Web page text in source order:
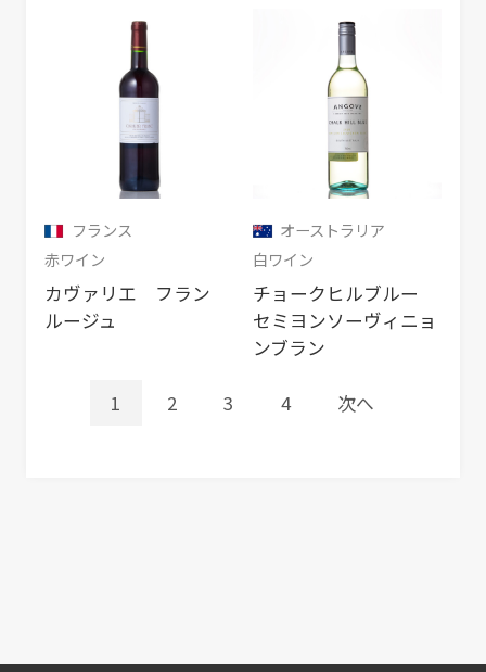
フランス
赤ワイン
カヴァリエ フラン
ルージュ
オーストラリア
白ワイン
チョークヒルブルー
セミヨンソーヴィニョ
ンブラン
1 2 3 4 次へ